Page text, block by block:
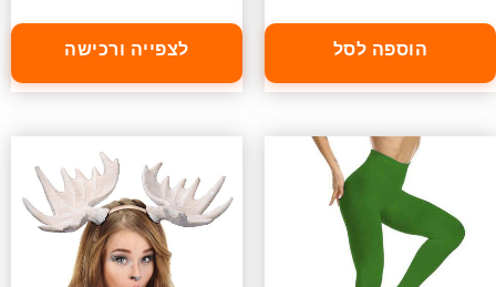
הוספה לסל לצפייה ורכישה